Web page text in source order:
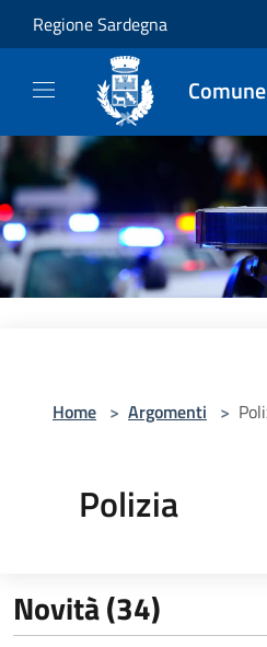
Salta al contenuto principale
Regione Sardegna
Home > Argomenti >
Polizia
Novità (34)